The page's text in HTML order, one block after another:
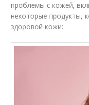
проблемы с кожей,
некоторые продукты,
здоровой кожи: